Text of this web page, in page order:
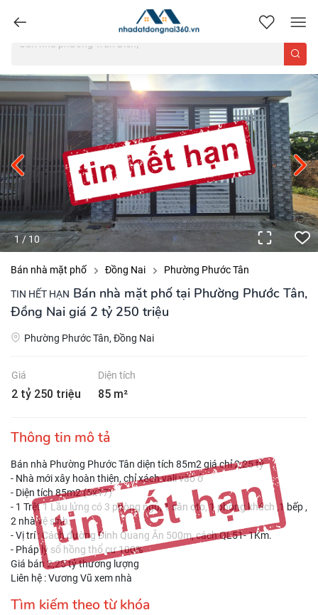
nhadatdongnai360.vn
1 / 10
Bán nhà mặt phố Đồng Nai Phường Phước Tân
TIN HẾT HẠN Bán nhà mặt phố tại Phường Phước Tân,
Đồng Nai giá 2 tỷ 250 triệu
Phường Phước Tân, Đồng Nai
Giá
2 tỷ 250 triệu
Diện tích
85 m²
Thông tin mô tả
Bán nhà Phường Phước Tân diện tích 85m2 giá chỉ 2,25 tỷ
- Nhà mới xây hoàn thiện, chỉ xách vali vào ở
- Diện tích 85m2 (5x17)
- 1 Trệt 1 Lầu lửng có 3 phòng ngủ, 1 sân oto, 1 phòng khách ,1 bếp ,
2 nhà vệ sinh.
- Vị trí : Cách đường Đinh Quang Ân 500m, cách QL51- 1Km.
- Pháp lý sổ hồng thổ cư 100%
Giá bán 2,25 tỷ thương lượng
Liên hệ : Vương Vũ xem nhà
Tìm kiếm theo từ khóa